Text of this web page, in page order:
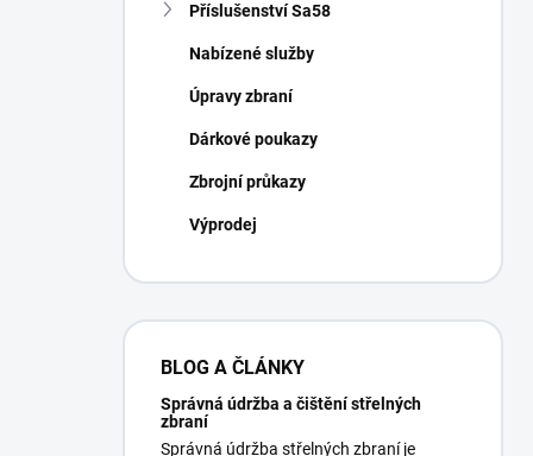
Příslušenství Sa58
Nabízené služby
Úpravy zbraní
Dárkové poukazy
Zbrojní průkazy
Výprodej
BLOG A ČLÁNKY
Správná údržba a čištění střelných
zbraní
Správná údržba střelných zbraní je